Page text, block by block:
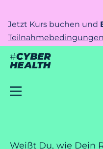
Jetzt Kurs buchen und
Teilnahmebedingungen
Weißt Du, wie Dein